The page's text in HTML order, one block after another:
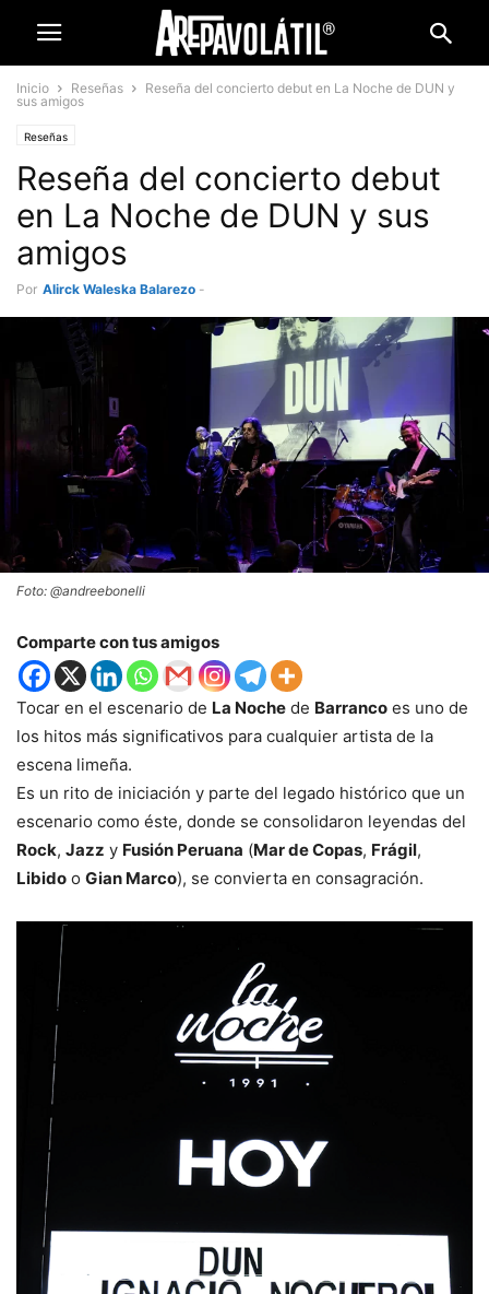
Inicio Reseñas
Reseña del concierto debut en La Noche de DUN y
sus amigos
Reseñas
Reseña del concierto debut
en La Noche de DUN y sus
amigos
Por Alirck Waleska Balarezo -
Foto: @andreebonelli
Comparte con tus amigos
Tocar en el escenario de La Noche de Barranco es uno de
los hitos más significativos para cualquier artista de la
escena limeña.
Es un rito de iniciación y parte del legado histórico que un
escenario como éste, donde se consolidaron leyendas del
Rock, Jazz y Fusión Peruana (Mar de Copas, Frágil,
Libido o Gian Marco), se convierta en consagración.